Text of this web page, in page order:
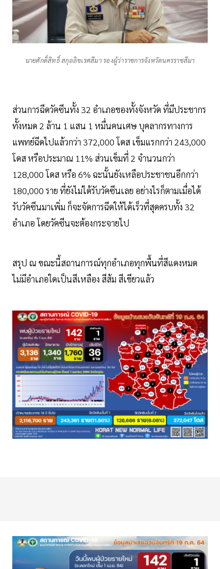
นายศักดิ์สิทธิ์ สกุลลิขเรศสีมา รองผู้ว่าราชการจังหวัดนครราชสีมา
ส่วนการฉีดวัคซีนทั้ง 32 อำเภอของทั้งจังหวัด ที่มีประชากร
ทั้งหมด 2 ล้าน 1 แสน 1 หมื่นคนเศษ บุคลากรทางการ
แพทย์ฉีดไปแล้วกว่า 372,000 โดส เข็มแรกกว่า 243,000
โดส หรือประมาณ 11% ส่วนเข็มที่ 2 จำนวนกว่า
128,000 โดส หรือ 6% ฉะนั้นยังเหลือประชาชนอีกกว่า
180,000 ราย ที่ยังไม่ได้รับวัคซีนเลย อย่างไรก็ตามเมื่อได้
รับวัคซีนมาเพิ่ม ก็จะจัดการฉีดให้ได้เร็วที่สุดครบทั้ง 32
อำเภอ โดยวัคซีนจะต้องกระจายไป
สรุป ณ ขณะนี้สถานการณ์ทุกอำเภอทุกพื้นที่สีแดงหมด
ไม่มีอำเภอใดเป็นสีเหลือง สีส้ม สีเขียวแล้ว